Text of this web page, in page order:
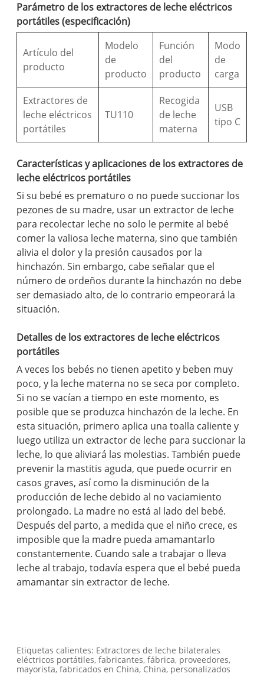
Parámetro de los extractores de leche eléctricos
portátiles (especificación)
Artículo del
producto
Modelo
de
producto
Función
del
producto
Modo
de
carga
Extractores de
leche eléctricos
portátiles
TU110
Recogida
de leche
materna
USB
tipo C
Características y aplicaciones de los extractores de
leche eléctricos portátiles
Si su bebé es prematuro o no puede succionar los
pezones de su madre, usar un extractor de leche
para recolectar leche no solo le permite al bebé
comer la valiosa leche materna, sino que también
alivia el dolor y la presión causados ​​por la
hinchazón. Sin embargo, cabe señalar que el
número de ordeños durante la hinchazón no debe
ser demasiado alto, de lo contrario empeorará la
situación.
Detalles de los extractores de leche eléctricos
portátiles
A veces los bebés no tienen apetito y beben muy
poco, y la leche materna no se seca por completo.
Si no se vacían a tiempo en este momento, es
posible que se produzca hinchazón de la leche. En
esta situación, primero aplica una toalla caliente y
luego utiliza un extractor de leche para succionar la
leche, lo que aliviará las molestias. También puede
prevenir la mastitis aguda, que puede ocurrir en
casos graves, así como la disminución de la
producción de leche debido al no vaciamiento
prolongado. La madre no está al lado del bebé.
Después del parto, a medida que el niño crece, es
imposible que la madre pueda amamantarlo
constantemente. Cuando sale a trabajar o lleva
leche al trabajo, todavía espera que el bebé pueda
amamantar sin extractor de leche.
Etiquetas calientes: Extractores de leche bilaterales
eléctricos portátiles, fabricantes, fábrica, proveedores,
mayorista, fabricados en China, China, personalizados